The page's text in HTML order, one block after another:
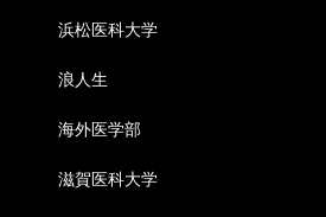
浜松医科大学
浪人生
海外医学部
滋賀医科大学